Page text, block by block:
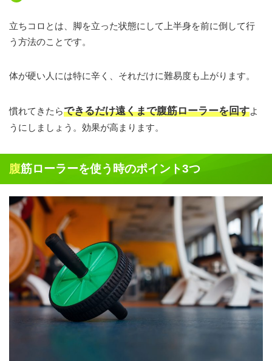
立ちコロとは、脚を立った状態にして上半身を前に倒して行
う方法のことです。
体が硬い人には特に辛く、それだけに難易度も上がります。
慣れてきたらできるだけ遠くまで腹筋ローラーを回すよ
うにしましょう。効果が高まります。
腹筋ローラーを使う時のポイント3つ